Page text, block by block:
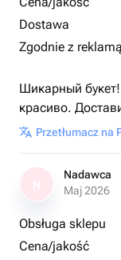
Dostawa
Zgodnie z reklamą
Шикарный
красиво.
Przetłumacz na
Nadawca
Maj 2026
Obsługa sklepu
Cena/jakość